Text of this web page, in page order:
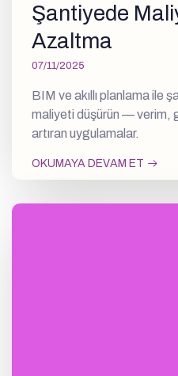
Şantiyede
Azaltma
07/11/2025
BIM ve akıllı planlama ile
maliyeti düşürün — verim,
artıran uygulamalar.
OKUMAYA DEVAM ET